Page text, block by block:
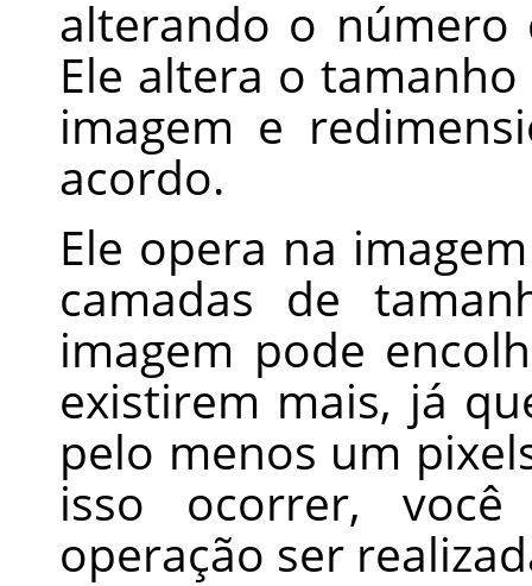
alterando o número
Ele altera o
imagem e
acordo.
Ele opera na
camadas de
imagem pode
existirem mais, já
pelo menos um
isso ocorrer,
operação ser